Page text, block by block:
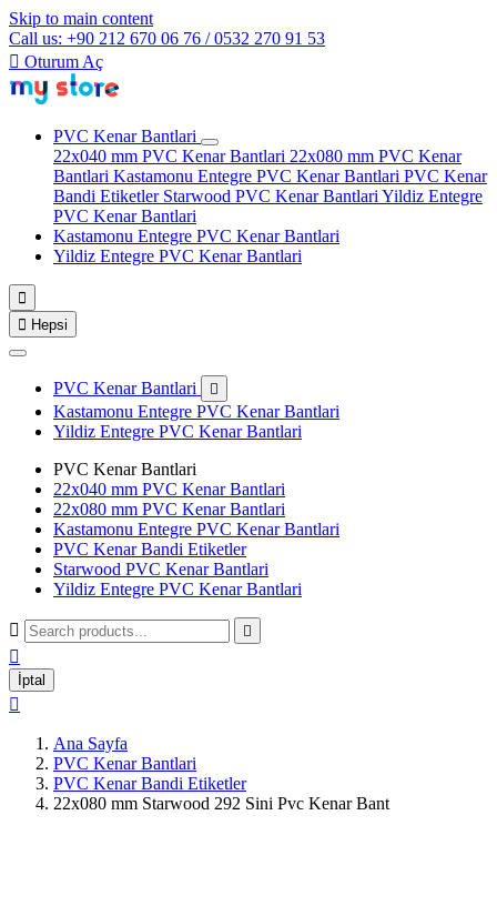
Skip to main content
Call us: +90 212 670 06 76 / 0532 270 91 53
 Oturum Aç
PVC Kenar Bantlari
22x040 mm PVC Kenar Bantlari 22x080 mm PVC Kenar
Bantlari Kastamonu Entegre PVC Kenar Bantlari PVC Kenar
Bandi Etiketler Starwood PVC Kenar Bantlari Yildiz Entegre
PVC Kenar Bantlari
Kastamonu Entegre PVC Kenar Bantlari
Yildiz Entegre PVC Kenar Bantlari

 Hepsi
PVC Kenar Bantlari 
Kastamonu Entegre PVC Kenar Bantlari
Yildiz Entegre PVC Kenar Bantlari
PVC Kenar Bantlari
22x040 mm PVC Kenar Bantlari
22x080 mm PVC Kenar Bantlari
Kastamonu Entegre PVC Kenar Bantlari
PVC Kenar Bandi Etiketler
Starwood PVC Kenar Bantlari
Yildiz Entegre PVC Kenar Bantlari
 

İptal

Ana Sayfa
PVC Kenar Bantlari
PVC Kenar Bandi Etiketler
22x080 mm Starwood 292 Sini Pvc Kenar Bant